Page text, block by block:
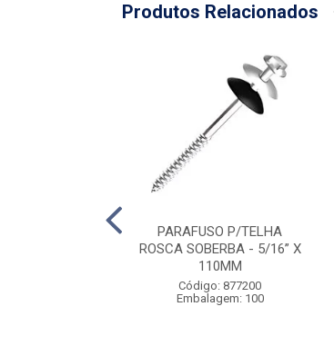
Produtos Relacionados
PARAFUSO P/TELHA
ROSCA SOBERBA - 5/16” X
110MM
Código: 877200
Embalagem: 100